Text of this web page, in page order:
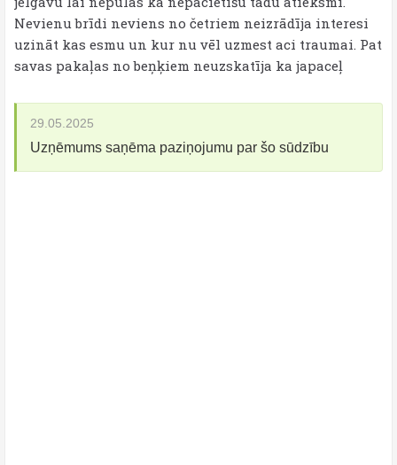
Nevienu brīdi neviens no četriem neizrādīja interesi
uzināt kas esmu un kur nu vēl uzmest aci traumai. Pat
savas pakaļas no beņķiem neuzskatīja ka japaceļ
29.05.2025
Uzņēmums saņēma paziņojumu par šo sūdzību